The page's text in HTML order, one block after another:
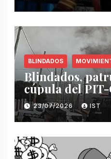
BLINDADOS
Blindados,
cúpula del PIT-
23/07/2026 IST